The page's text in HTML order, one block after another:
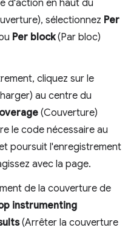
d'action en haut du
sélectionnez Per
Per block(Par bloc)
cliquez sur le
au centre du
(Couverture)
le code nécessaire au
poursuit l'enregistrement
avec la page.
de la couverture de
instrumenting
(Arrêter la couverture